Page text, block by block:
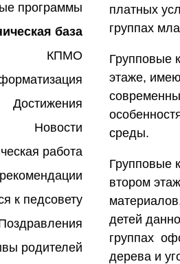
программы
база
КПМО
Достижения
Новости
работа
рекомендации
к педсовету
родителей
платных
группах
Групповые
этаже,
среды.
Групповые
втором
детей
группах
дерева и